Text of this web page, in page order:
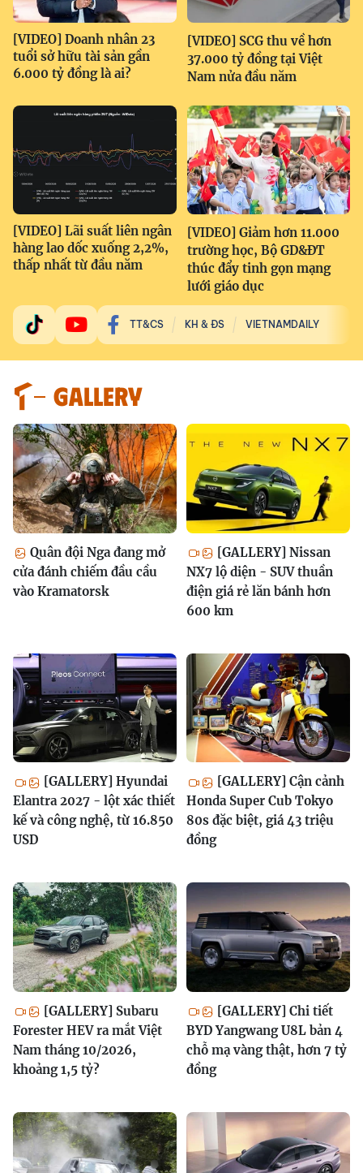
[VIDEO] Doanh nhân 23
tuổi sở hữu tài sản gần
6.000 tỷ đồng là ai?
[VIDEO] SCG thu về hơn
37.000 tỷ đồng tại Việt
Nam nửa đầu năm
[VIDEO] Lãi suất liên ngân
hàng lao dốc xuống 2,2%,
thấp nhất từ đầu năm
[VIDEO] Giảm hơn 11.000
trường học, Bộ GD&ĐT
thúc đẩy tinh gọn mạng
lưới giáo dục
TT&CS KH & ĐS VIETNAMDAILY
GALLERY
Quân đội Nga đang mở
cửa đánh chiếm đầu cầu
vào Kramatorsk
[GALLERY] Nissan
NX7 lộ diện - SUV thuần
điện giá rẻ lăn bánh hơn
600 km
[GALLERY] Hyundai
Elantra 2027 - lột xác thiết
kế và công nghệ, từ 16.850
USD
[GALLERY] Cận cảnh
Honda Super Cub Tokyo
80s đặc biệt, giá 43 triệu
đồng
[GALLERY] Subaru
Forester HEV ra mắt Việt
Nam tháng 10/2026,
khoảng 1,5 tỷ?
[GALLERY] Chi tiết
BYD Yangwang U8L bản 4
chỗ mạ vàng thật, hơn 7 tỷ
đồng